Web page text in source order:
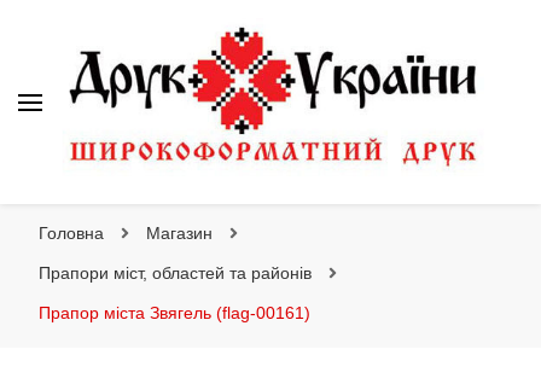
Головна Магазин
Прапори міст, областей та районів
Прапор міста Звягель (flag-00161)